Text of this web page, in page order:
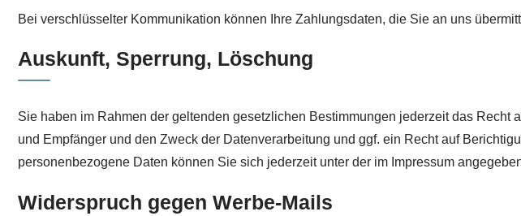
Bei verschlüsselter Kommunikation können Ihre Zahlungsdaten, die Sie an uns
Auskunft, Sperrung, Löschung
Sie haben im Rahmen der geltenden gesetzlichen Bestimmungen jederzeit das
und Empfänger und den Zweck der Datenverarbeitung und ggf. ein Recht auf
personenbezogene Daten können Sie sich jederzeit unter der im Impressum
Widerspruch gegen Werbe-Mails